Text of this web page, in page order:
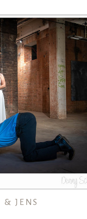
& JENS